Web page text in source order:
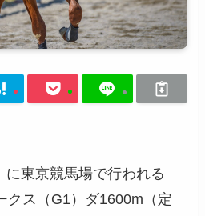
に東京競馬場で行われる
クス（G1）ダ1600m（定